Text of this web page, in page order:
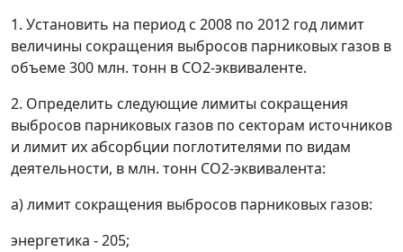
1. Установить на период с 2008 по 2012 год лимит
величины сокращения выбросов парниковых газов в
объеме 300 млн. тонн в СО2-эквиваленте.
2. Определить следующие лимиты сокращения
выбросов парниковых газов по секторам источников
и лимит их абсорбции поглотителями по видам
деятельности, в млн. тонн СО2-эквивалента:
а) лимит сокращения выбросов парниковых газов:
энергетика - 205;